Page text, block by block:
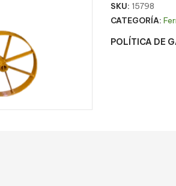
SKU: 15798
CATEGORÍA:
POLÍTICA DE